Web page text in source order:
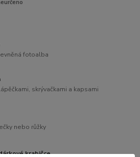
fotoalba
skrývačkami a kapsami
nebo růžky
krabičce